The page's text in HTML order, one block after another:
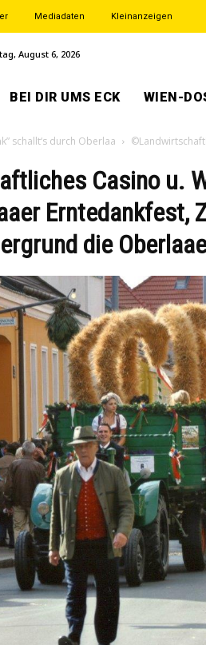
Mediadaten Kleinanzeigen
August 6, 2026
BEI DIR UMS ECK WIEN-
schallt‘s durch Oberlaa
Casino u.
Erntedankfest,
die